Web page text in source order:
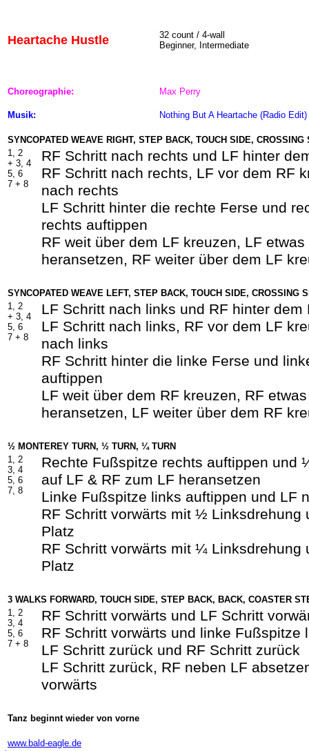
Heartache Hustle
32 count / 4-wall
Beginner, Intermediate
Choreographie: Max Perry
Musik: Nothing But A Heartache (Radio Edit)
SYNCOPATED WEAVE RIGHT, STEP BACK, TOUCH SIDE, CROSSING
1, 2
+ 3, 4
5, 6
7 + 8
RF Schritt nach rechts und LF hinter
RF Schritt nach rechts, LF vor dem RF
nach rechts
LF Schritt hinter die rechte Ferse und
rechts auftippen
RF weit über dem LF kreuzen, LF etwas
heransetzen, RF weiter über dem LF
SYNCOPATED WEAVE LEFT, STEP BACK, TOUCH SIDE, CROSSING
1, 2
+ 3, 4
5, 6
7 + 8
LF Schritt nach links und RF hinter dem
LF Schritt nach links, RF vor dem LF
nach links
RF Schritt hinter die linke Ferse und
auftippen
LF weit über dem RF kreuzen, RF
heransetzen, LF weiter über dem RF
½ MONTEREY TURN, ½ TURN, ¼ TURN
1, 2
3, 4
5, 6
7, 8
Rechte Fußspitze rechts auftippen und
auf LF & RF zum LF heransetzen
Linke Fußspitze links auftippen und LF
RF Schritt vorwärts mit ½ Linksdrehung
Platz
RF Schritt vorwärts mit ¼ Linksdrehung
Platz
3 WALKS FORWARD, TOUCH SIDE, STEP BACK, BACK, COASTER
1, 2
3, 4
5, 6
7 + 8
RF Schritt vorwärts und LF Schritt
RF Schritt vorwärts und linke Fußspitze
LF Schritt zurück und RF Schritt zurück
LF Schritt zurück, RF neben LF
vorwärts
Tanz beginnt wieder von vorne
www.bald-eagle.de